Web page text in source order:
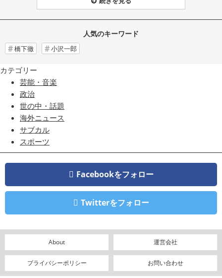
人気のキーワード
橋下徹 小沢一郎
カテゴリー
芸能・音楽
政治
世の中・話題
海外ニュース
サブカル
スポーツ
Facebookをフォロー
Twitterをフォロー
About 運営会社
プライバシーポリシー お問い合わせ